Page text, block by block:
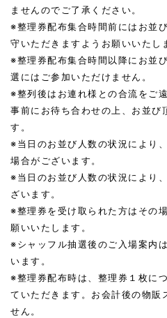
ませんのでご了承ください。
※整理券配布集合時間前にはお並
守いただきますようお願いいたし
※整理券配布集合時間以降にお並
選にはご参加いただけません。
※整列後はお連れ様との合流をご
事前にお待ち合わせの上、お並び
す。
※当日のお並び人数の状況により
場合がございます。
※当日のお並び人数の状況により
ざいます。
※整理券を受け取られた方はその
願いいたします。
※シャッフル抽選後のご入場案内
います。
※整理券配布時は、整理券１枚に
ていただきます。お会計後の物販
せん。